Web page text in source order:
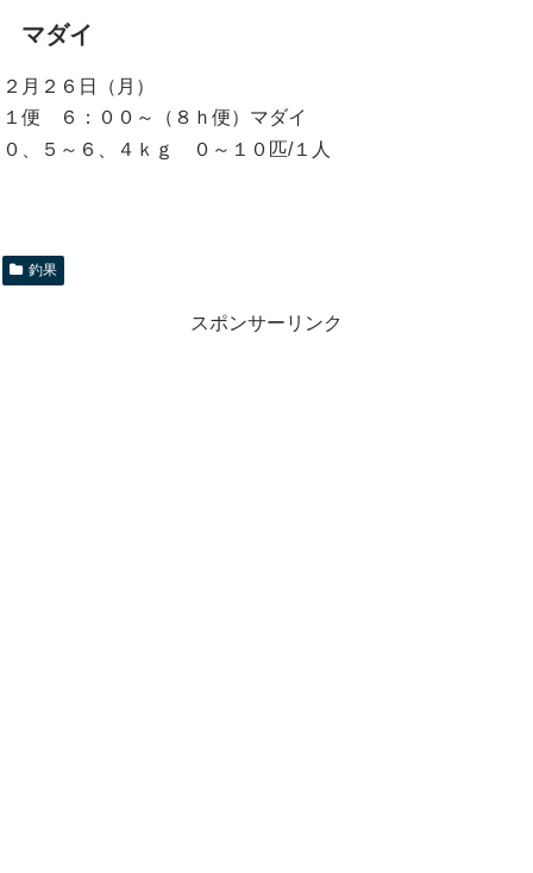
マダイ
２月２６日（月）
１便 ６：００～（８ｈ便）マダイ
０、５～６、４ｋｇ ０～１０匹/１人
釣果
スポンサーリンク